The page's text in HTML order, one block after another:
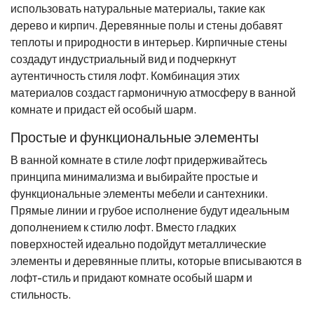
использовать натуральные материалы, такие как
дерево и кирпич. Деревянные полы и стены добавят
теплоты и природности в интерьер. Кирпичные стены
создадут индустриальный вид и подчеркнут
аутентичность стиля лофт. Комбинация этих
материалов создаст гармоничную атмосферу в ванной
комнате и придаст ей особый шарм.
Простые и функциональные элементы
В ванной комнате в стиле лофт придерживайтесь
принципа минимализма и выбирайте простые и
функциональные элементы мебели и сантехники.
Прямые линии и грубое исполнение будут идеальным
дополнением к стилю лофт. Вместо гладких
поверхностей идеально подойдут металлические
элементы и деревянные плиты, которые вписываются в
лофт-стиль и придают комнате особый шарм и
стильность.